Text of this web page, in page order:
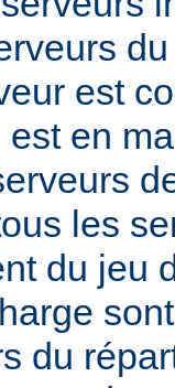
est
en
les
du jeu
du